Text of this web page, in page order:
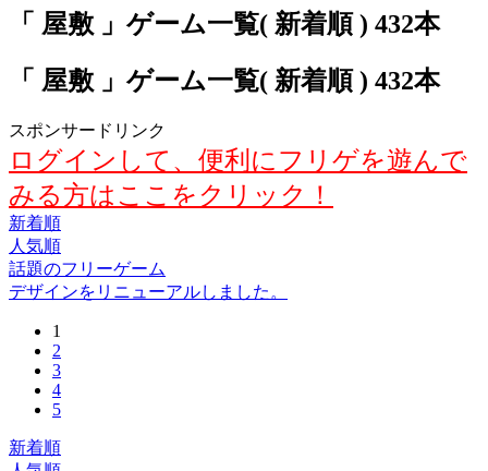
「 屋敷 」ゲーム一覧( 新着順 ) 432本
「 屋敷 」ゲーム一覧( 新着順 ) 432本
スポンサードリンク
ログインして、便利にフリゲを遊んで
みる方はここをクリック！
新着順
人気順
話題のフリーゲーム
デザインをリニューアルしました。
1
2
3
4
5
新着順